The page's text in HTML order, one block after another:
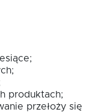
produktach;
przełoży się